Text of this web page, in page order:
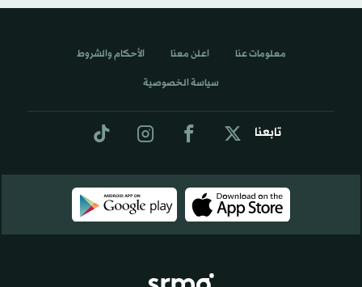
تابعنا
معلومات عنا اعلن معنا الأحكام والشروط
سياسة الخصوصية